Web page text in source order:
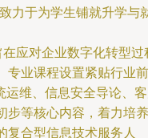
力于为学生铺就升学与
应对企业数字化转型过
专业课程设置紧贴行业前
运维、信息安全导论、
步等核心内容，着力培养
复合型信息技术服务人